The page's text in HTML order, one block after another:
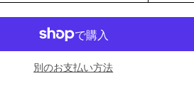
別のお支払い方法